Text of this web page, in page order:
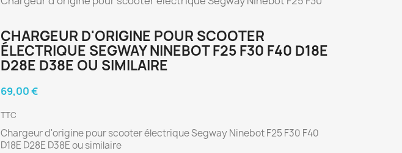
CHARGEUR D'ORIGINE POUR SCOOTER
ÉLECTRIQUE SEGWAY NINEBOT F25 F30 F40 D18E
D28E D38E OU SIMILAIRE
69,00 €
TTC
Chargeur d'origine pour scooter électrique Segway Ninebot F25 F30 F40
D18E D28E D38E ou similaire